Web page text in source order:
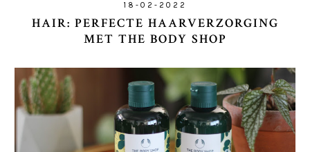
18-02-2022
HAIR: PERFECTE HAARVERZORGING
MET THE BODY SHOP